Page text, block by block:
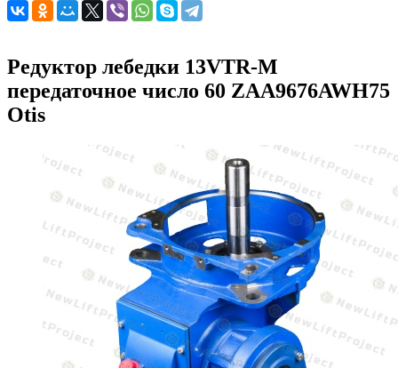
Редуктор лебедки 13VTR-M
передаточное число 60 ZAA9676AWH75
Otis